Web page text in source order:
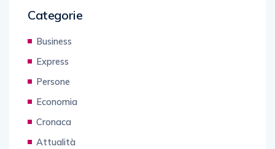
Categorie
Business
Express
Persone
Economia
Cronaca
Attualità